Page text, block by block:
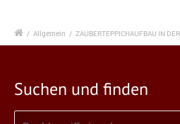
/ Allgemein / ZAUBERTEPPICHAUFBAU IN
Suchen und finden